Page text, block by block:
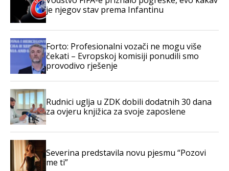
je njegov stav prema Infantinu
Forto: Profesionalni vozači ne mogu više
čekati – Evropskoj komisiji ponudili smo
provodivo rješenje
Rudnici uglja u ZDK dobili dodatnih 30 dana
za ovjeru knjižica za svoje zaposlene
Severina predstavila novu pjesmu “Pozovi
me ti”